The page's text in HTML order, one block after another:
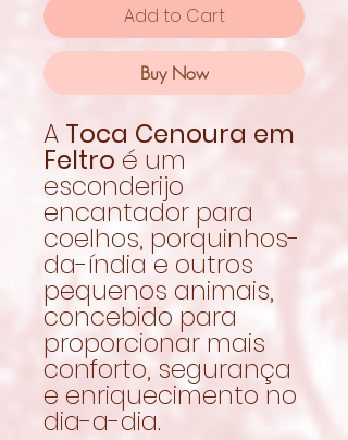
Add to Cart
Buy Now
A Toca Cenoura em
Feltro é um
esconderijo
encantador para
coelhos, porquinhos-
da-índia e outros
pequenos animais,
concebido para
proporcionar mais
conforto, segurança
e enriquecimento no
dia-a-dia.